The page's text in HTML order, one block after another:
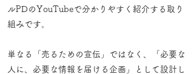
ルPDのYouTubeで分かりやすく紹介する取り
組みです。
単なる「売るための宣伝」ではなく、「必要な
人に、必要な情報を届ける企画」として設計し